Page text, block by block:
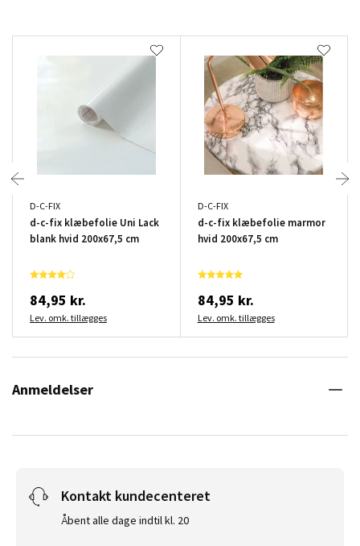
D-C-FIX
d-c-fix klæbefolie Uni Lack
blank hvid 200x67,5 cm
84,95 kr.
Lev. omk. tillægges
D-C-FIX
d-c-fix klæbefolie marmor
hvid 200x67,5 cm
84,95 kr.
Lev. omk. tillægges
Anmeldelser
Kontakt kundecenteret
Åbent alle dage indtil kl. 20